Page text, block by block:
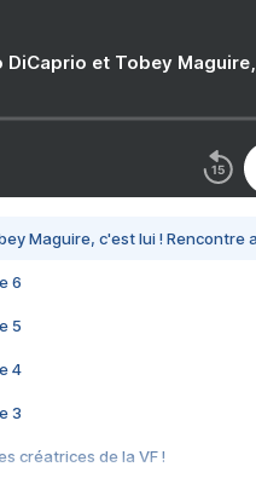
DiCaprio et Tobey
Maguire, c'est lui ! Rencontre
6
5
4
3
créatrices de la VF !